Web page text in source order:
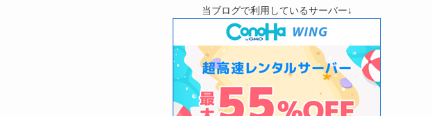
当ブログで利用しているサーバー↓